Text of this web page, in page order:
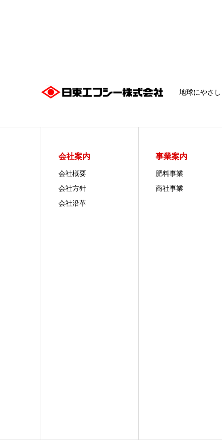
地球にやさ
会社案内
会社概要
会社方針
会社沿革
事業案内
肥料事業
商社事業